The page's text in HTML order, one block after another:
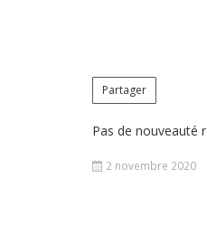
Partager
Pas de nouveauté
2 novembre 2020